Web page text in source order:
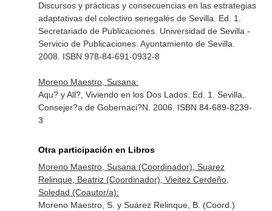
Discursos y prácticas y consecuencias en las estrategias
adaptativas del colectivo senegalés de Sevilla. Ed. 1.
Secretariado de Publicaciones. Universidad de Sevilla -
Servicio de Publicaciones. Ayuntamiento de Sevilla.
2008. ISBN 978-84-691-0932-8
Moreno Maestro, Susana:
Aqu? y All?, Viviendo en los Dos Lados. Ed. 1. Sevilla,.
Consejer?a de Gobernaci?N. 2006. ISBN 84-689-8239-
3
Otra participación en Libros
Moreno Maestro, Susana (Coordinador), Suarez
Relinque, Beatriz (Coordinador), Vieitez Cerdeño,
Soledad (Coautor/a):
Moreno Maestro, S. y Suárez Relinque, B. (Coord.)